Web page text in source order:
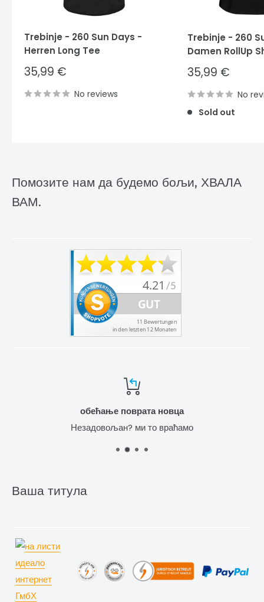
Trebinje - 260 Sun Days -
Herren Long Tee
Sale
price
35,99 €
No reviews
Trebinje - 260
Damen RollUp
Sale
price
35,99 €
No
Sold out
Помозите нам да будемо бољи, ХВАЛА
ВАМ.
обећање поврата новца
Незадовољан? ми то враћамо
Ваша титула